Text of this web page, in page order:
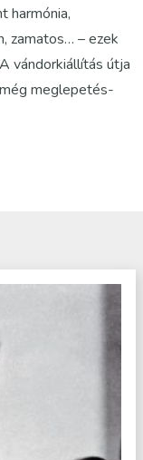
harmónia,
zamatos… – ezek
vándorkiállítás útja
meglepetés-